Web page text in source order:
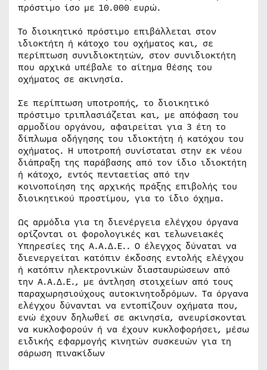
πρόστιμο ίσο με 10.000 ευρώ.
Το διοικητικό πρόστιμο επιβάλλεται στον
ιδιοκτήτη ή κάτοχο του οχήματος και, σε
περίπτωση συνιδιοκτητών, στον συνιδιοκτήτη
που αρχικά υπέβαλε το αίτημα θέσης του
οχήματος σε ακινησία.
Σε περίπτωση υποτροπής, το διοικητικό
πρόστιμο τριπλασιάζεται και, με απόφαση του
αρμοδίου οργάνου, αφαιρείται για 3 έτη το
δίπλωμα οδήγησης του ιδιοκτήτη ή κατόχου του
οχήματος. Η υποτροπή συνίσταται στην εκ νέου
διάπραξη της παράβασης από τον ίδιο ιδιοκτήτη
ή κάτοχο, εντός πενταετίας από την
κοινοποίηση της αρχικής πράξης επιβολής του
διοικητικού προστίμου, για το ίδιο όχημα.
Ως αρμόδια για τη διενέργεια ελέγχου όργανα
ορίζονται οι φορολογικές και τελωνειακές
Υπηρεσίες της Α.Α.Δ.Ε.. Ο έλεγχος δύναται να
διενεργείται κατόπιν έκδοσης εντολής ελέγχου
ή κατόπιν ηλεκτρονικών διασταυρώσεων από
την Α.Α.Δ.Ε., με άντληση στοιχείων από τους
παραχωρησιούχους αυτοκινητοδρόμων. Τα όργανα
ελέγχου δύνανται να εντοπίζουν οχήματα που,
ενώ έχουν δηλωθεί σε ακινησία, ανευρίσκονται
να κυκλοφορούν ή να έχουν κυκλοφορήσει, μέσω
ειδικής εφαρμογής κινητών συσκευών για τη
σάρωση πινακίδων